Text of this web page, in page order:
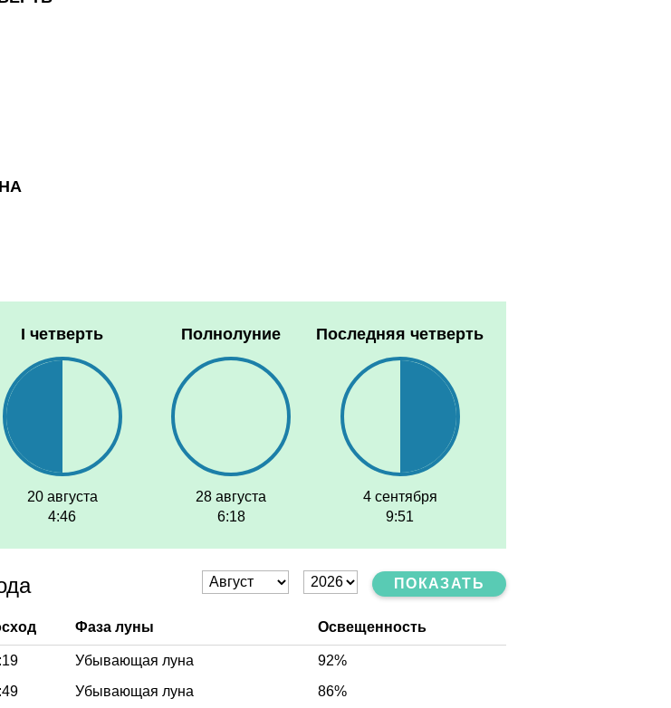
I четверть
20 августа
4:46
Полнолуние
28 августа
6:18
Последняя четверть
4 сентября
9:51
ПОКАЗАТЬ
Фаза луны Освещенность
Убывающая луна
92%
Убывающая луна
86%